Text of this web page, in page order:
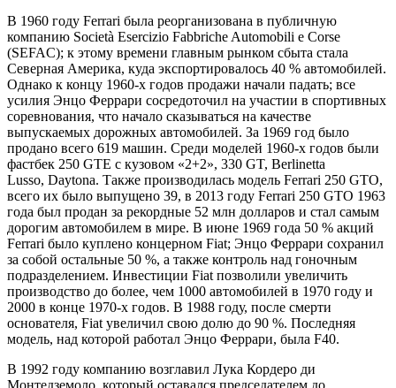
В 1960 году Ferrari была реорганизована в публичную
компанию Società Esercizio Fabbriche Automobili e Corse
(SEFAC); к этому времени главным рынком сбыта стала
Северная Америка, куда экспортировалось 40 % автомобилей.
Однако к концу 1960-х годов продажи начали падать; все
усилия Энцо Феррари сосредоточил на участии в спортивных
соревнования, что начало сказываться на качестве
выпускаемых дорожных автомобилей. За 1969 год было
продано всего 619 машин. Среди моделей 1960-х годов были
фастбек 250 GTE с кузовом «2+2», 330 GT, Berlinetta
Lusso, Daytona. Также производилась модель Ferrari 250 GTO,
всего их было выпущено 39, в 2013 году Ferrari 250 GTO 1963
года был продан за рекордные 52 млн долларов и стал самым
дорогим автомобилем в мире. В июне 1969 года 50 % акций
Ferrari было куплено концерном Fiat; Энцо Феррари сохранил
за собой остальные 50 %, а также контроль над гоночным
подразделением. Инвестиции Fiat позволили увеличить
производство до более, чем 1000 автомобилей в 1970 году и
2000 в конце 1970-х годов. В 1988 году, после смерти
основателя, Fiat увеличил свою долю до 90 %. Последняя
модель, над которой работал Энцо Феррари, была F40.
В 1992 году компанию возглавил Лука Кордеро ди
Монтедземоло, который оставался председателем до